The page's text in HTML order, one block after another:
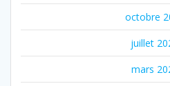
octobre
juillet
mars